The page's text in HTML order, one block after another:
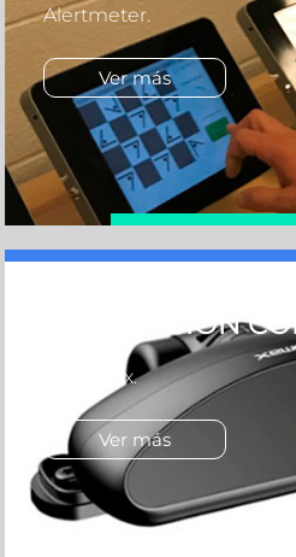
Alertmeter.
Ver más
EVALUACIÓN
Streamax.
Ver más